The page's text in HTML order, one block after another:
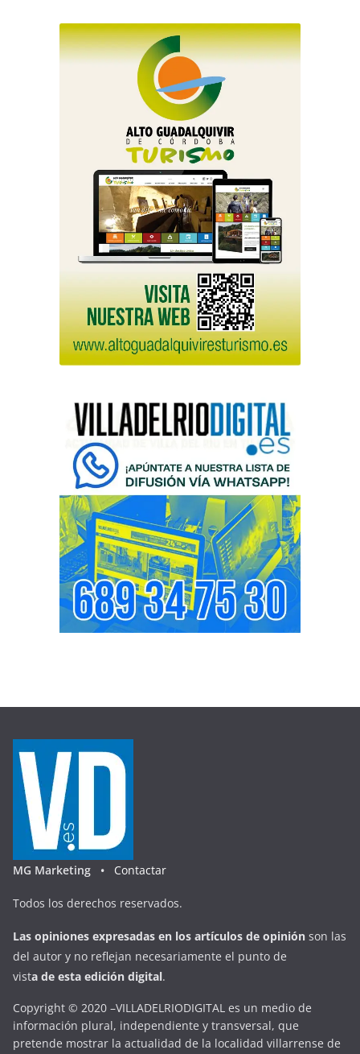
MG Marketing • Contactar
Todos los derechos reservados.
Las opiniones expresadas en los artículos de opinión son las
del autor y no reflejan necesariamente el punto de
vista de esta edición digital.
Copyright © 2020 –VILLADELRIODIGITAL es un medio de
información plural, independiente y transversal, que
pretende mostrar la actualidad de la localidad villarrense de